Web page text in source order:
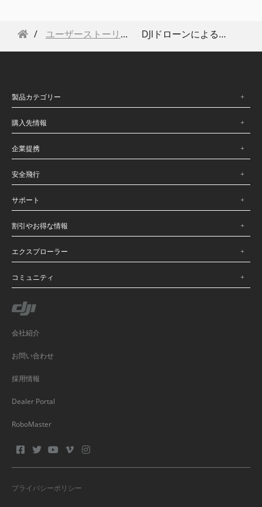
ユーザーストーリー DJIドローンによる計測業務と災害調査
製品カテゴリー
購入先情報
企業提携
安全飛行
サポート
割引やお得な情報
エクスプローラー
コミュニティ
会社紹介
お問い合わせ
採用情報
Dealer Portal
RoboMaster
プライバシーポリシー